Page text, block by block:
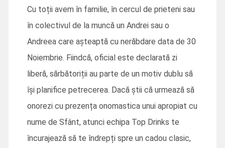
Cu toții avem în familie, în cercul de prieteni sau
în colectivul de la muncă un Andrei sau o
Andreea care așteaptă cu nerăbdare data de 30
Noiembrie. Fiindcă, oficial este declarată zi
liberă, sărbătoriții au parte de un motiv dublu să
își planifice petrecerea. Dacă știi că urmează să
onorezi cu prezența onomastica unui apropiat cu
nume de Sfânt, atunci echipa Top Drinks te
încurajează să te îndrepți spre un cadou clasic,